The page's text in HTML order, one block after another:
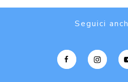
Seguici